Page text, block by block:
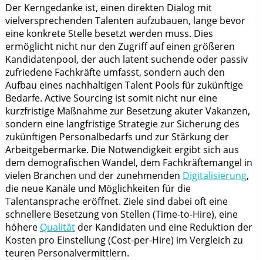
Der Kerngedanke ist, einen direkten Dialog mit
vielversprechenden Talenten aufzubauen, lange bevor
eine konkrete Stelle besetzt werden muss. Dies
ermöglicht nicht nur den Zugriff auf einen größeren
Kandidatenpool, der auch latent suchende oder passiv
zufriedene Fachkräfte umfasst, sondern auch den
Aufbau eines nachhaltigen Talent Pools für zukünftige
Bedarfe. Active Sourcing ist somit nicht nur eine
kurzfristige Maßnahme zur Besetzung akuter Vakanzen,
sondern eine langfristige Strategie zur Sicherung des
zukünftigen Personalbedarfs und zur Stärkung der
Arbeitgebermarke. Die Notwendigkeit ergibt sich aus
dem demografischen Wandel, dem Fachkräftemangel in
vielen Branchen und der zunehmenden Digitalisierung,
die neue Kanäle und Möglichkeiten für die
Talentansprache eröffnet. Ziele sind dabei oft eine
schnellere Besetzung von Stellen (Time-to-Hire), eine
höhere Qualität der Kandidaten und eine Reduktion der
Kosten pro Einstellung (Cost-per-Hire) im Vergleich zu
teuren Personalvermittlern.